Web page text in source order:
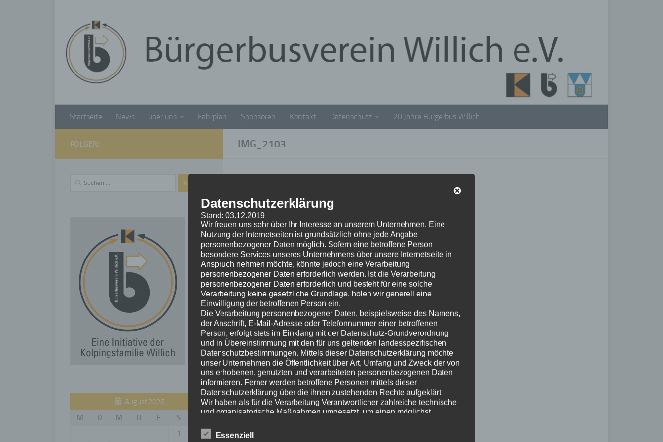
Startseite News über uns Fahrplan Sponsoren Kontakt Datenschutz 20 Jahre Bürgerbus Willich
IMG_2103
18. DEZEMBER 2019
FOLGEN:
Suchen
August 2026
M
D M D F S
1
Datenschutzerklärung
Stand: 03.12.2019
Wir freuen uns sehr über Ihr Interesse an unserem Unternehmen. Eine
Nutzung der Internetseiten ist grundsätzlich ohne jede Angabe
personenbezogener Daten möglich. Sofern eine betroffene Person
besondere Services unseres Unternehmens über unsere Internetseite in
Anspruch nehmen möchte, könnte jedoch eine Verarbeitung
personenbezogener Daten erforderlich werden. Ist die Verarbeitung
personenbezogener Daten erforderlich und besteht für eine solche
Verarbeitung keine gesetzliche Grundlage, holen wir generell eine
Einwilligung der betroffenen Person ein.
Die Verarbeitung personenbezogener Daten, beispielsweise des Namens,
der Anschrift, E-Mail-Adresse oder Telefonnummer einer betroffenen
Person, erfolgt stets im Einklang mit der Datenschutz-Grundverordnung
und in Übereinstimmung mit den für uns geltenden landesspezifischen
Datenschutzbestimmungen. Mittels dieser Datenschutzerklärung möchte
unser Unternehmen die Öffentlichkeit über Art, Umfang und Zweck der von
uns erhobenen, genutzten und verarbeiteten personenbezogenen Daten
informieren. Ferner werden betroffene Personen mittels dieser
Datenschutzerklärung über die ihnen zustehenden Rechte aufgeklärt.
Wir haben als für die Verarbeitung Verantwortlicher zahlreiche technische
und organisatorische Maßnahmen umgesetzt, um einen möglichst
personenbezogenen Daten sicherzustellen. Dennoch können
Essenziell